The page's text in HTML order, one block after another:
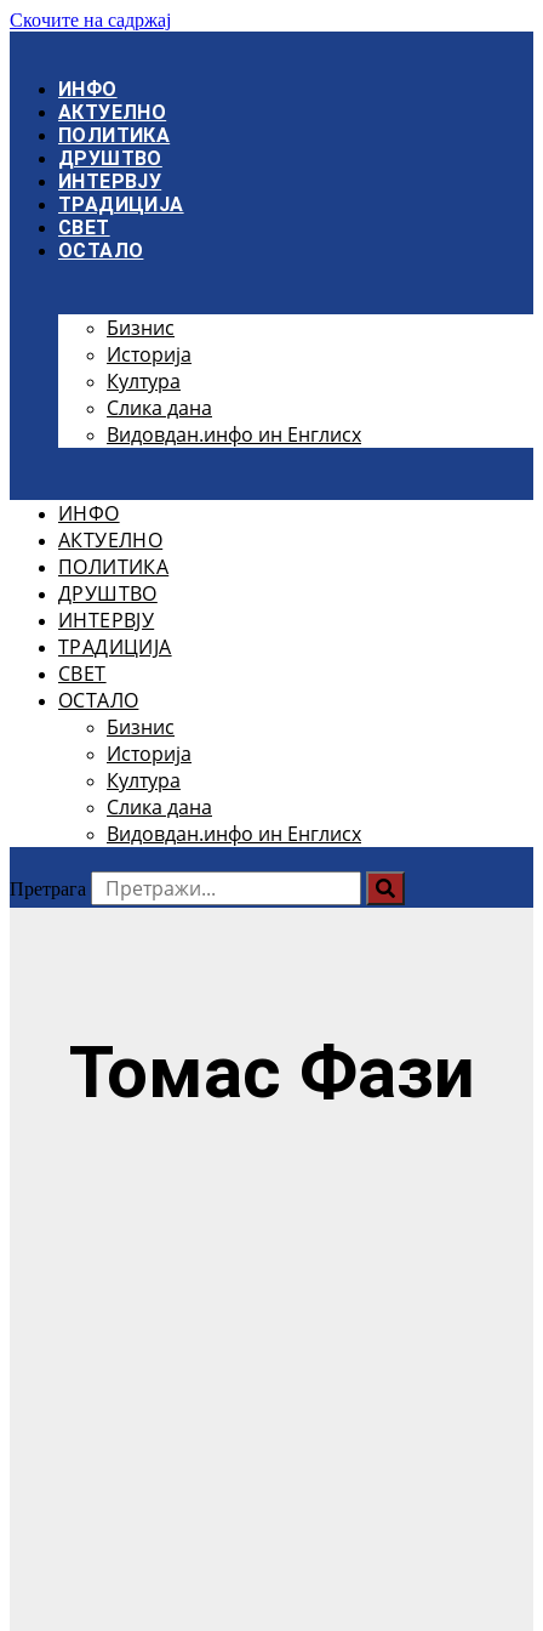
Скочите на садржај
ИНФО
АКТУЕЛНО
ПОЛИТИКА
ДРУШТВО
ИНТЕРВЈУ
ТРАДИЦИЈА
СВЕТ
ОСТАЛО
Бизнис
Историја
Култура
Слика дана
Видовдан.инфо ин Енглисх
ИНФО
АКТУЕЛНО
ПОЛИТИКА
ДРУШТВО
ИНТЕРВЈУ
ТРАДИЦИЈА
СВЕТ
ОСТАЛО
Бизнис
Историја
Култура
Слика дана
Видовдан.инфо ин Енглисх
Претрага
Томас Фази